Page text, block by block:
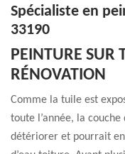
Spécialiste en
33190
PEINTURE SUR
RÉNOVATION
Comme la tuile est
toute l’année, la
détériorer et pourrait